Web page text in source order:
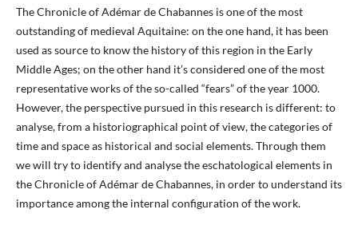
The Chronicle of Adémar de Chabannes is one of the most
outstanding of medieval Aquitaine: on the one hand, it has been
used as source to know the history of this region in the Early
Middle Ages; on the other hand it’s considered one of the most
representative works of the so-called “fears” of the year 1000.
However, the perspective pursued in this research is different: to
analyse, from a historiographical point of view, the categories of
time and space as historical and social elements. Through them
we will try to identify and analyse the eschatological elements in
the Chronicle of Adémar de Chabannes, in order to understand its
importance among the internal configuration of the work.